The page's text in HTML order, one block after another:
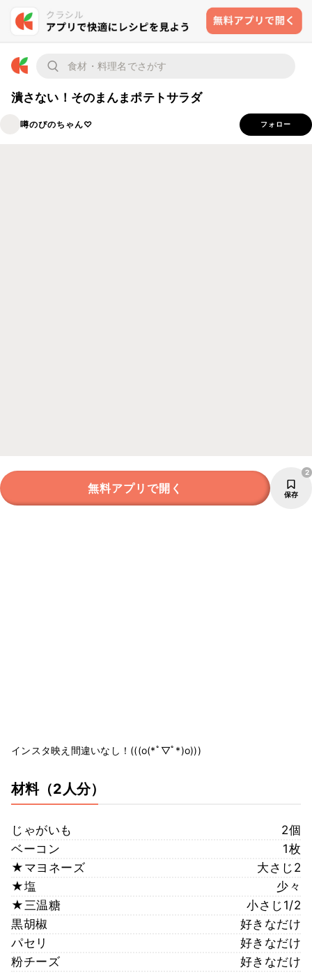
潰さない！そのまんまポテトサラダ
噂のぴのちゃん♡ フォロー
無料アプリで開く 保存
2
インスタ映え間違いなし！(((o(*ﾟ▽ﾟ*)o)))
材料（2人分）
じゃがいも
2個
ベーコン
1枚
★マヨネーズ
大さじ2
★塩
少々
★三温糖
小さじ1/2
黒胡椒
好きなだけ
パセリ
好きなだけ
粉チーズ
好きなだけ